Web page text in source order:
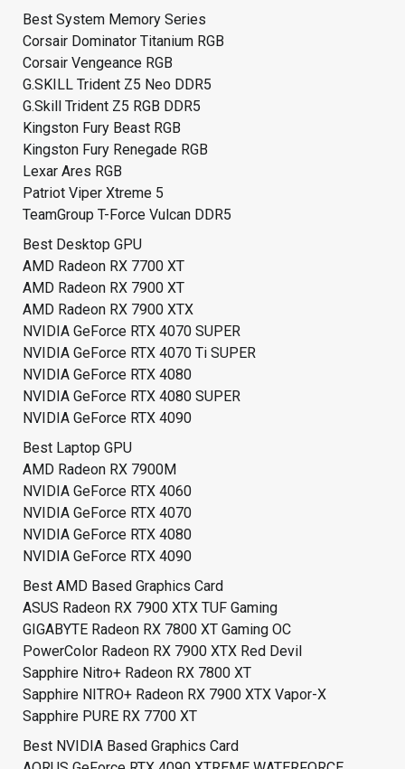
Best System Memory Series
Corsair Dominator Titanium RGB
Corsair Vengeance RGB
G.SKILL Trident Z5 Neo DDR5
G.Skill Trident Z5 RGB DDR5
Kingston Fury Beast RGB
Kingston Fury Renegade RGB
Lexar Ares RGB
Patriot Viper Xtreme 5
TeamGroup T-Force Vulcan DDR5
Best Desktop GPU
AMD Radeon RX 7700 XT
AMD Radeon RX 7900 XT
AMD Radeon RX 7900 XTX
NVIDIA GeForce RTX 4070 SUPER
NVIDIA GeForce RTX 4070 Ti SUPER
NVIDIA GeForce RTX 4080
NVIDIA GeForce RTX 4080 SUPER
NVIDIA GeForce RTX 4090
Best Laptop GPU
AMD Radeon RX 7900M
NVIDIA GeForce RTX 4060
NVIDIA GeForce RTX 4070
NVIDIA GeForce RTX 4080
NVIDIA GeForce RTX 4090
Best AMD Based Graphics Card
ASUS Radeon RX 7900 XTX TUF Gaming
GIGABYTE Radeon RX 7800 XT Gaming OC
PowerColor Radeon RX 7900 XTX Red Devil
Sapphire Nitro+ Radeon RX 7800 XT
Sapphire NITRO+ Radeon RX 7900 XTX Vapor-X
Sapphire PURE RX 7700 XT
Best NVIDIA Based Graphics Card